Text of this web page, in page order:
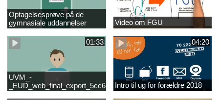
Optagelsesprøve på de
gymnasiale uddannelser
Video om FGU
01:33
UVM_-
04:20
Intro til ug for forældre 2018